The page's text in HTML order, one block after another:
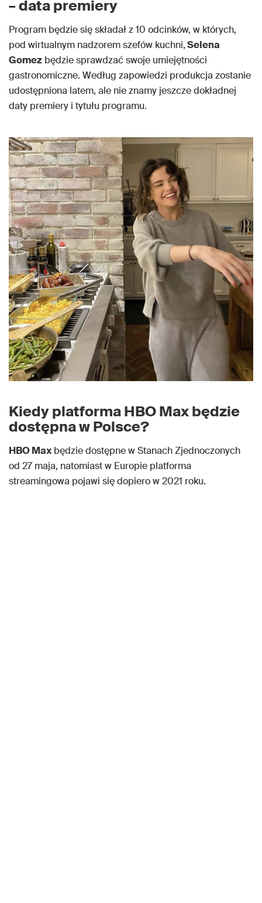
– data premiery
Program będzie się składał z 10 odcinków, w których,
pod wirtualnym nadzorem szefów kuchni,Selena
Gomez będzie sprawdzać swoje umiejętności
gastronomiczne. Według zapowiedzi produkcja zostanie
udostępniona latem, ale nie znamy jeszcze dokładnej
daty premiery i tytułu programu.
Kiedy platforma HBO Max będzie
dostępna w Polsce?
HBO Maxbędzie dostępne w Stanach Zjednoczonych
od 27 maja, natomiast w Europie platforma
streamingowa pojawi się dopiero w 2021 roku.